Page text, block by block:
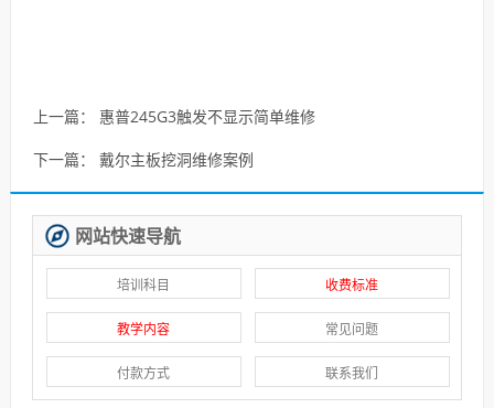
上一篇： 惠普245G3触发不显示简单维修
下一篇： 戴尔主板挖洞维修案例
网站快速导航
培训科目 收费标准
教学内容 常见问题
付款方式 联系我们